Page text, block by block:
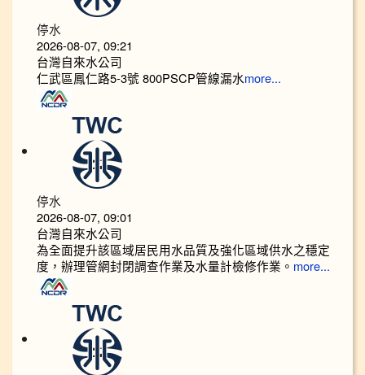
停水
2026-08-07, 09:21
台灣自來水公司
仁武區鳳仁路5-3號 800PSCP管線漏水more...
停水
2026-08-07, 09:01
台灣自來水公司
為全面提升該區域居民用水品質及強化區域供水之穩定
度，辦理管網封閉調查作業及水量計檢修作業。 more...